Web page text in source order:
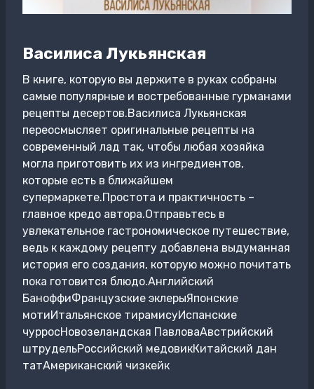
Василиса Лукьянская
В книге, которую вы держите в руках собраны
самые популярные и востребованные гурманами
рецепты десертов.Василиса Лукьянская
переосмысляет оригинальные рецепты на
современный лад так, чтобы любая хозяйка
могла приготовить их из ингредиентов,
которые есть в ближайшем
супермаркете.Простота и практичность –
главное кредо автора.Отправьтесь в
увлекательное гастрономическое путешествие,
ведь к каждому рецепту добавлена выдуманная
история его создания, которую можно почитать
пока готовится блюдо.Английский
БаноффиФранцузские эклерыЯпонские
мотиИтальянское тирамисуИспанские
чурросНовозеландская ПавловаАвстрийский
штрудельРоссийский медовикКитайский дан
татАмериканский чизкейк